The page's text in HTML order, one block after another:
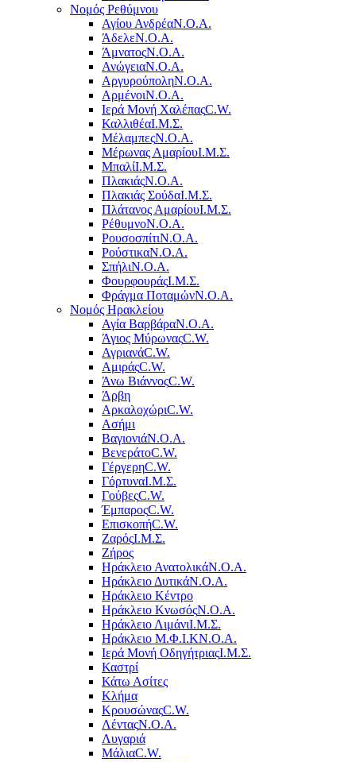
Νομός Ρεθύμνου
Αγίου ΑνδρέαΝ.Ο.Α.
ΆδελεΝ.Ο.Α.
ΆμνατοςΝ.Ο.Α.
ΑνώγειαΝ.Ο.Α.
ΑργυρούποληΝ.Ο.Α.
ΑρμένοιΝ.Ο.Α.
Ιερά Μονή ΧαλέπαςC.W.
ΚαλλιθέαΙ.Μ.Σ.
ΜέλαμπεςΝ.Ο.Α.
Μέρωνας ΑμαρίουΙ.Μ.Σ.
ΜπαλίΙ.Μ.Σ.
ΠλακιάςΝ.Ο.Α.
Πλακιάς ΣούδαΙ.Μ.Σ.
Πλάτανος ΑμαρίουΙ.Μ.Σ.
ΡέθυμνοΝ.Ο.Α.
ΡουσοσπίτιΝ.Ο.Α.
ΡούστικαΝ.Ο.Α.
ΣπήλιΝ.Ο.Α.
ΦουρφουράςΙ.Μ.Σ.
Φράγμα ΠοταμώνΝ.Ο.Α.
Νομός Ηρακλείου
Αγία ΒαρβάραΝ.Ο.Α.
Άγιος ΜύρωναςC.W.
ΑγριανάC.W.
ΑμιράςC.W.
Άνω ΒιάννοςC.W.
Άρβη
ΑρκαλοχώριC.W.
Ασήμι
ΒαγιονιάΝ.Ο.Α.
ΒενεράτοC.W.
ΓέργερηC.W.
ΓόρτυναΙ.Μ.Σ.
ΓούβεςC.W.
ΈμπαροςC.W.
ΕπισκοπήC.W.
ΖαρόςΙ.Μ.Σ.
Ζήρος
Ηράκλειο ΑνατολικάΝ.Ο.Α.
Ηράκλειο ΔυτικάΝ.Ο.Α.
Ηράκλειο Κέντρο
Ηράκλειο ΚνωσόςΝ.Ο.Α.
Ηράκλειο ΛιμάνιΙ.Μ.Σ.
Ηράκλειο Μ.Φ.Ι.ΚΝ.Ο.Α.
Ιερά Μονή ΟδηγήτριαςΙ.Μ.Σ.
Καστρί
Κάτω Ασίτες
Κλήμα
ΚρουσώναςC.W.
ΛένταςΝ.Ο.Α.
Λυγαριά
ΜάλιαC.W.